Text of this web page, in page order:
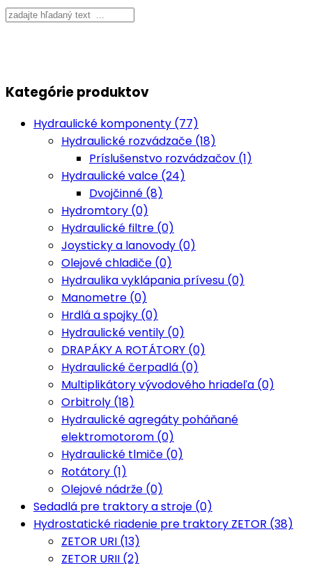
Kategórie produktov
Hydraulické komponenty (77)
Hydraulické rozvádzače (18)
Príslušenstvo rozvádzačov (1)
Hydraulické valce (24)
Dvojčinné (8)
Hydromtory (0)
Hydraulické filtre (0)
Joysticky a lanovody (0)
Olejové chladiče (0)
Hydraulika vyklápania prívesu (0)
Manometre (0)
Hrdlá a spojky (0)
Hydraulické ventily (0)
DRAPÁKY A ROTÁTORY (0)
Hydraulické čerpadlá (0)
Multiplikátory vývodového hriadeľa (0)
Orbitroly (18)
Hydraulické agregáty poháňané
elektromotorom (0)
Hydraulické tlmiče (0)
Rotátory (1)
Olejové nádrže (0)
Sedadlá pre traktory a stroje (0)
Hydrostatické riadenie pre traktory ZETOR (38)
ZETOR URI (13)
ZETOR URII (2)